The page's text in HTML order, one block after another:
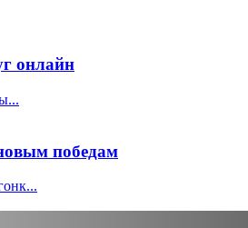
онлайн
победам